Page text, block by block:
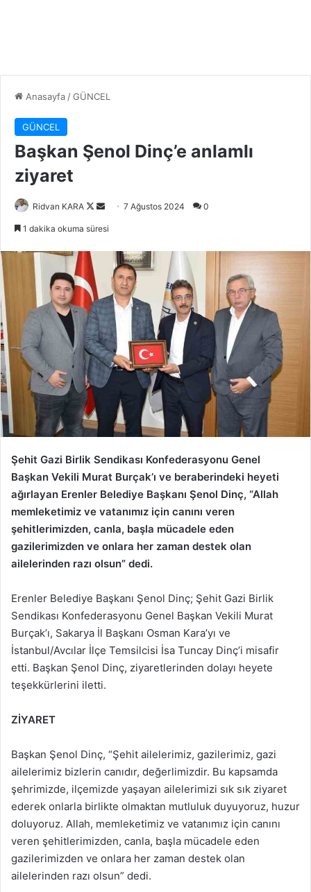
Anasayfa /GÜNCEL
GÜNCEL
Başkan Şenol Dinç’e anlamlı
ziyaret
Ridvan KARA
Follow
Bir
göndermek
7 Ağustos 2024 0
1 dakika okuma süresi
Şehit Gazi Birlik Sendikası Konfederasyonu Genel
Başkan Vekili Murat Burçak’ı ve beraberindeki heyeti
ağırlayan Erenler Belediye Başkanı Şenol Dinç, “Allah
memleketimiz ve vatanımız için canını veren
şehitlerimizden, canla, başla mücadele eden
gazilerimizden ve onlara her zaman destek olan
ailelerinden razı olsun” dedi.
Erenler Belediye Başkanı Şenol Dinç; Şehit Gazi Birlik
Sendikası Konfederasyonu Genel Başkan Vekili Murat
Burçak’ı, Sakarya İl Başkanı Osman Kara’yı ve
İstanbul/Avcılar İlçe Temsilcisi İsa Tuncay Dinç’i misafir
etti. Başkan Şenol Dinç, ziyaretlerinden dolayı heyete
teşekkürlerini iletti.
ZİYARET
Başkan Şenol Dinç, “Şehit ailelerimiz, gazilerimiz, gazi
ailelerimiz bizlerin canıdır, değerlimizdir. Bu kapsamda
şehrimizde, ilçemizde yaşayan ailelerimizi sık sık ziyaret
ederek onlarla birlikte olmaktan mutluluk duyuyoruz, huzur
doluyoruz. Allah, memleketimiz ve vatanımız için canını
veren şehitlerimizden, canla, başla mücadele eden
gazilerimizden ve onlara her zaman destek olan
ailelerinden razı olsun” dedi.